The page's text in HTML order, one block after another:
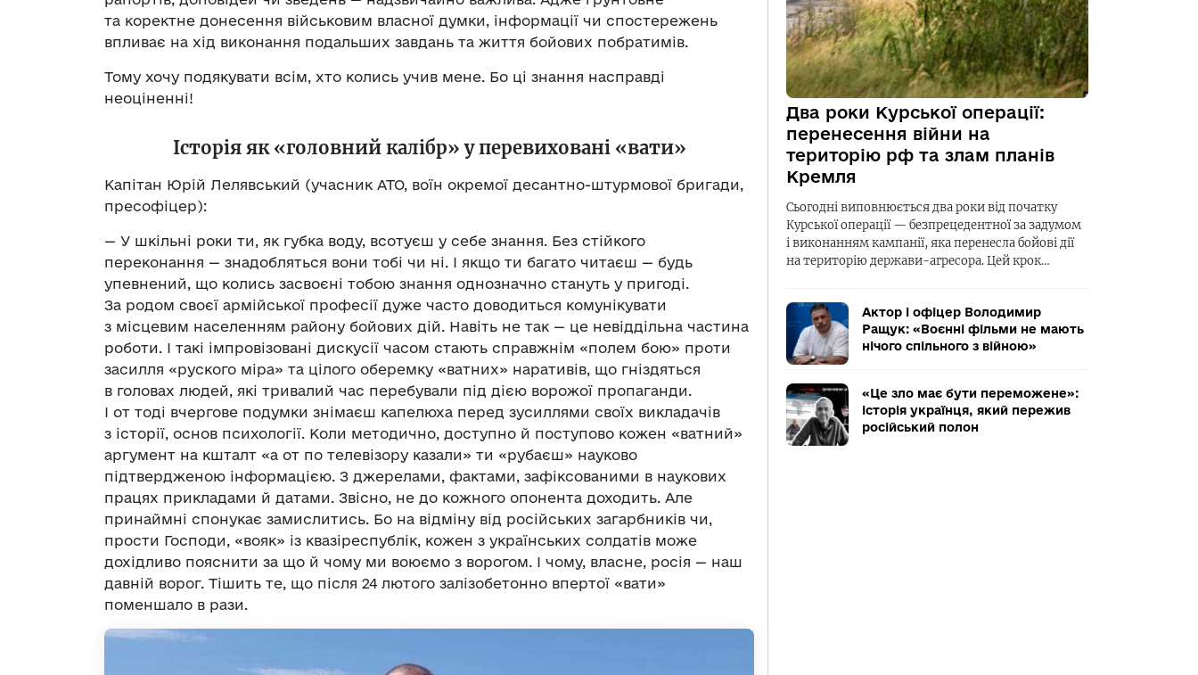
та коректне донесення військовим власної думки, інформації чи спостережень
впливає на хід виконання подальших завдань та життя бойових побратимів.
Тому хочу подякувати всім, хто колись учив мене. Бо ці знання насправді
неоціненні!
Історія як «головний калібр» у перевиховані «вати»
Капітан Юрій Лелявський (учасник АТО, воїн окремої десантно-штурмової бригади,
пресофіцер):
— У шкільні роки ти, як губка воду, всотуєш у себе знання. Без стійкого
переконання — знадобляться вони тобі чи ні. І якщо ти багато читаєш — будь
упевнений, що колись засвоєні тобою знання однозначно стануть у пригоді.
За родом своєї армійської професії дуже часто доводиться комунікувати
з місцевим населенням району бойових дій. Навіть не так — це невіддільна частина
роботи. І такі імпровізовані дискусії часом стають справжнім «полем бою» проти
засилля «руского міра» та цілого оберемку «ватних» наративів, що гніздяться
в головах людей, які тривалий час перебували під дією ворожої пропаганди.
І от тоді вчергове подумки знімаєш капелюха перед зусиллями своїх викладачів
з історії, основ психології. Коли методично, доступно й поступово кожен «ватний»
аргумент на кшталт «а от по телевізору казали» ти «рубаєш» науково
підтвердженою інформацією. З джерелами, фактами, зафіксованими в наукових
працях прикладами й датами. Звісно, не до кожного опонента доходить. Але
принаймні спонукає замислитись. Бо на відміну від російських загарбників чи,
прости Господи, «вояк» із квазіреспублік, кожен з українських солдатів може
дохідливо пояснити за що й чому ми воюємо з ворогом. І чому, власне, росія — наш
давній ворог. Тішить те, що після 24 лютого залізобетонно впертої «вати»
поменшало в рази.
Два роки Курської операції:
перенесення війни на
територію рф та злам планів
Кремля
Сьогодні виповнюється два роки від початку
Курської операції — безпрецедентної за задумом
і виконанням кампанії, яка перенесла бойові дії
на територію держави-агресора. Цей крок…
Актор і офіцер Володимир
Ращук: «Воєнні фільми не мають
нічого спільного з війною»
«Це зло має бути переможене»:
історія українця, який пережив
російський полон